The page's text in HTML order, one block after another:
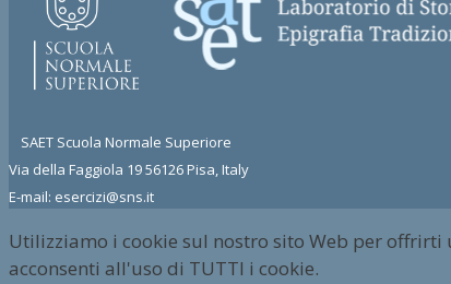
SAET Scuola Normale Superiore
Via della Faggiola 19 56126 Pisa, Italy
E-mail: esercizi@sns.it
Utilizziamo i cookie sul nostro sito Web per
acconsenti all'uso di TUTTI i cookie.